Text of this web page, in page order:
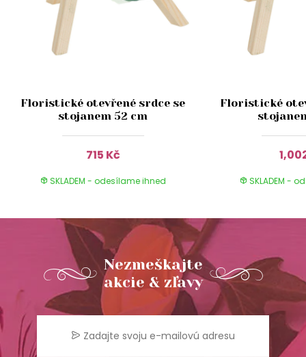
Floristické otevřené srdce se
stojanem 52 cm
715 Kč
SKLADEM - odesílame ihned
Floristické
SKLADEM -
Nezmeškajte
akcie & zľavy